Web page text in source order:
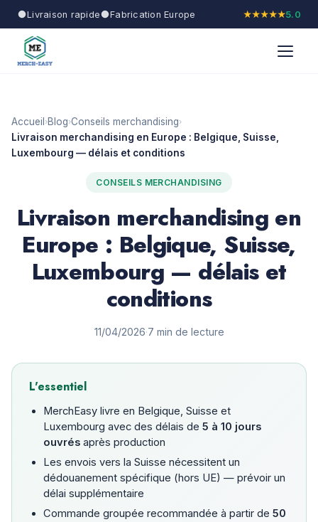
Livraison rapide Fabrication Europe ★★★★★5.0
Accueil ›Blog›Conseils merchandising›
Livraison merchandising en Europe : Belgique, Suisse,
Luxembourg — délais et conditions
CONSEILS MERCHANDISING
Livraison merchandising en
Europe : Belgique, Suisse,
Luxembourg — délais et
conditions
11/04/2026·7 min de lecture
L'essentiel
MerchEasy livre en Belgique, Suisse et
Luxembourg avec des délais de 5 à 10 jours
ouvrés après production
Les envois vers la Suisse nécessitent un
dédouanement spécifique (hors UE) — prévoir un
délai supplémentaire
Commande groupée recommandée à partir de 50